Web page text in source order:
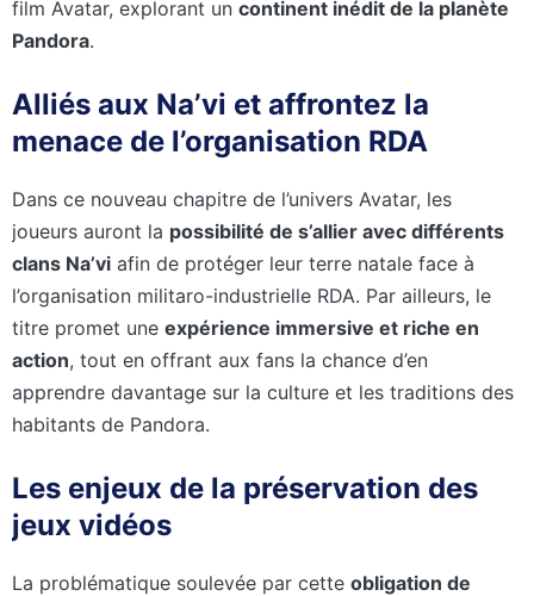
film Avatar, explorant un continent inédit de la planète
Pandora.
Alliés aux Na’vi et affrontez la
menace de l’organisation RDA
Dans ce nouveau chapitre de l’univers Avatar, les
joueurs auront la possibilité de s’allier avec différents
clans Na’vi afin de protéger leur terre natale face à
l’organisation militaro-industrielle RDA. Par ailleurs, le
titre promet une expérience immersive et riche en
action, tout en offrant aux fans la chance d’en
apprendre davantage sur la culture et les traditions des
habitants de Pandora.
Les enjeux de la préservation des
jeux vidéos
La problématique soulevée par cette obligation de